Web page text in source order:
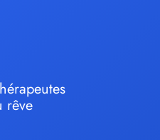
rêve